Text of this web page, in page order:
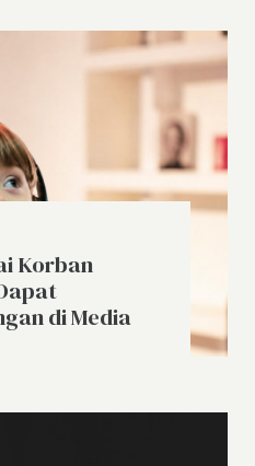
Korban
di Media